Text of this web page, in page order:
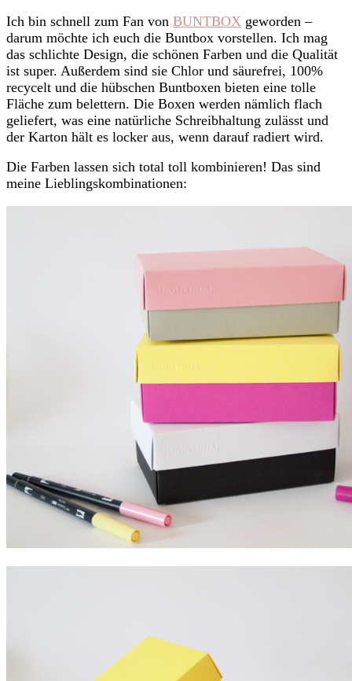
Ich bin schnell zum Fan von BUNTBOX geworden –
darum möchte ich euch die Buntbox vorstellen. Ich mag
das schlichte Design, die schönen Farben und die Qualität
ist super. Außerdem sind sie Chlor und säurefrei, 100%
recycelt und die hübschen Buntboxen bieten eine tolle
Fläche zum belettern. Die Boxen werden nämlich flach
geliefert, was eine natürliche Schreibhaltung zulässt und
der Karton hält es locker aus, wenn darauf radiert wird.
Die Farben lassen sich total toll kombinieren! Das sind
meine Lieblingskombinationen: